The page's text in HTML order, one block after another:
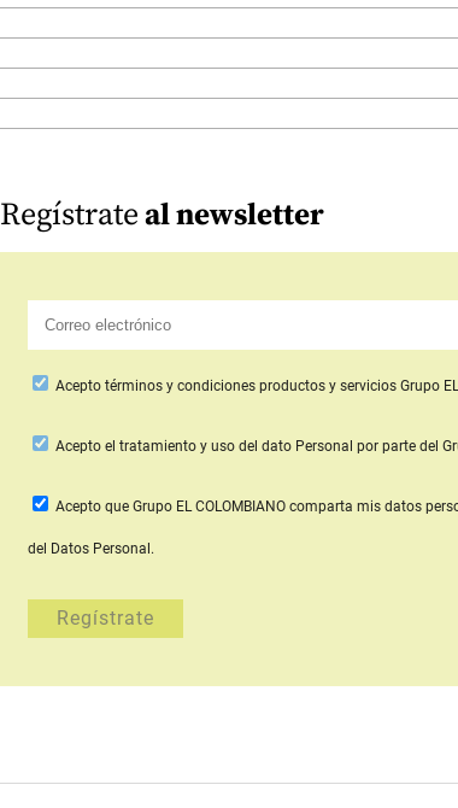
Regístrateal newsletter
Acepto términos y condiciones productos y servicios Grupo
Aceptoel tratamiento y uso del dato Personal por parte del
Acepto que Grupo EL COLOMBIANO comparta mis datos
del Datos Personal.